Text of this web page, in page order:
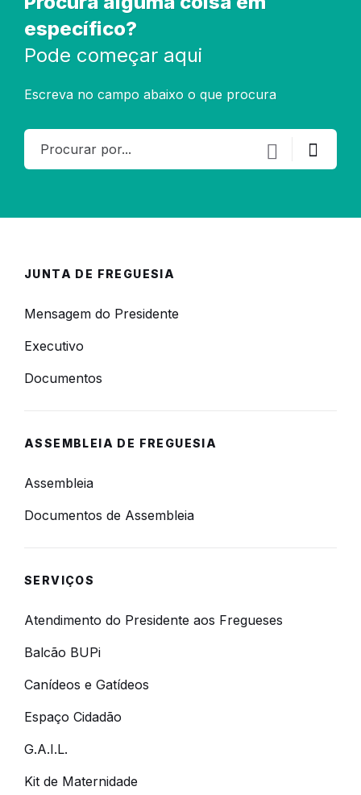
específico?
Pode começar aqui
Escreva no campo abaixo o que procura
JUNTA DE FREGUESIA
Mensagem do Presidente
Executivo
Documentos
ASSEMBLEIA DE FREGUESIA
Assembleia
Documentos de Assembleia
SERVIÇOS
Atendimento do Presidente aos Fregueses
Balcão BUPi
Canídeos e Gatídeos
Espaço Cidadão
G.A.I.L.
Kit de Maternidade